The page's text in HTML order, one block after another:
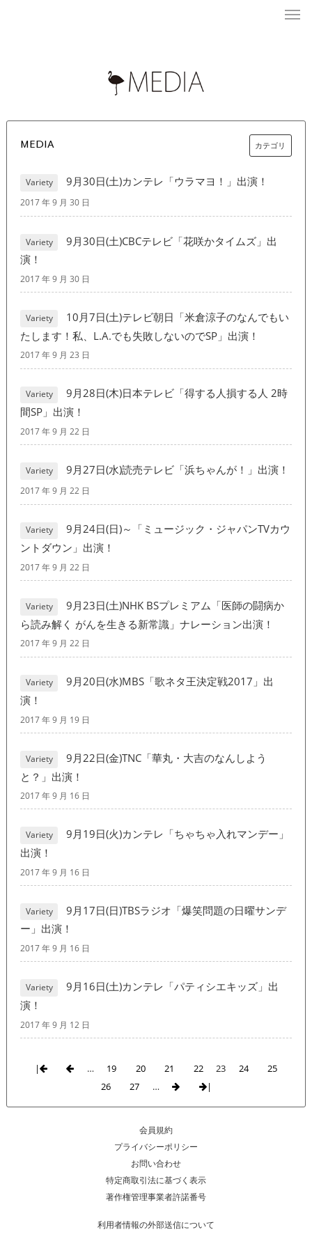
MEDIA カテゴリ
Variety 9月30日(土)カンテレ「ウラマヨ！」出演！
2017 年 9 月 30 日
Variety
9月30日(土)CBCテレビ「花咲かタイムズ」出
演！
2017 年 9 月 30 日
Variety
10月7日(土)テレビ朝日「米倉涼子のなんでもい
たします！私、L.A.でも失敗しないのでSP」出演！
2017 年 9 月 23 日
Variety
9月28日(木)日本テレビ「得する人損する人 2時
間SP」出演！
2017 年 9 月 22 日
Variety 9月27日(水)読売テレビ「浜ちゃんが！」出演！
2017 年 9 月 22 日
Variety
9月24日(日)～「ミュージック・ジャパンTVカウ
ントダウン」出演！
2017 年 9 月 22 日
Variety
9月23日(土)NHK BSプレミアム「医師の闘病か
ら読み解く がんを生きる新常識」ナレーション出演！
2017 年 9 月 22 日
Variety
9月20日(水)MBS「歌ネタ王決定戦2017」出
演！
2017 年 9 月 19 日
Variety
9月22日(金)TNC「華丸・大吉のなんしよう
と？」出演！
2017 年 9 月 16 日
Variety
9月19日(火)カンテレ「ちゃちゃ入れマンデー」
出演！
2017 年 9 月 16 日
Variety
9月17日(日)TBSラジオ「爆笑問題の日曜サンデ
ー」出演！
2017 年 9 月 16 日
Variety
9月16日(土)カンテレ「パティシエキッズ」出
演！
2017 年 9 月 12 日
| … 19 20 21 22 23 24
25
26
27 … |
会員規約
プライバシーポリシー
お問い合わせ
特定商取引法に基づく表示
著作権管理事業者許諾番号
利用者情報の外部送信について